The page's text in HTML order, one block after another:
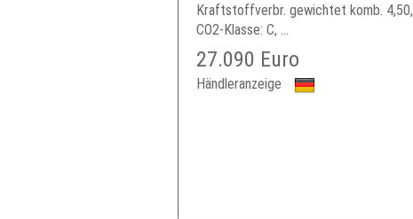
Kraftstoffverbr. gewichtet komb. 4,50,
CO2-Klasse: C, ...
27.090 Euro
Händleranzeige